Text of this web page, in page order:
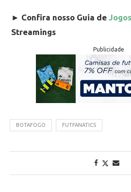
► Confira nosso Guia de
Streamings
Publicidade
BOTAFOGO FUTFANATICS